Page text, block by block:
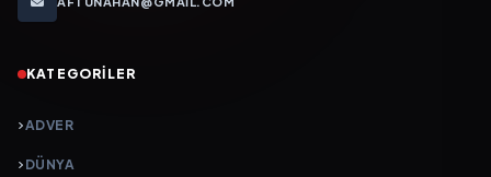
KATEGORILER
ADVER
DÜNYA